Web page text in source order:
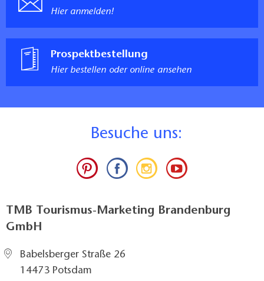
Hier anmelden!
Prospektbestellung
Hier bestellen oder online ansehen
Besuche uns:
TMB Tourismus-Marketing Brandenburg
GmbH
Babelsberger Straße 26
14473 Potsdam